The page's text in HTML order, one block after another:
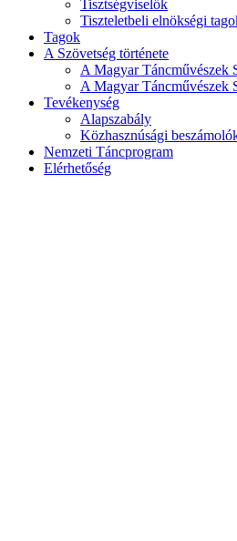
Tisztségviselők
Tiszteletbeli elnökségi
Tagok
A Szövetség története
A Magyar Táncművészek
A Magyar Táncművészek
Tevékenység
Alapszabály
Közhasznúsági
Nemzeti Táncprogram
Elérhetőség